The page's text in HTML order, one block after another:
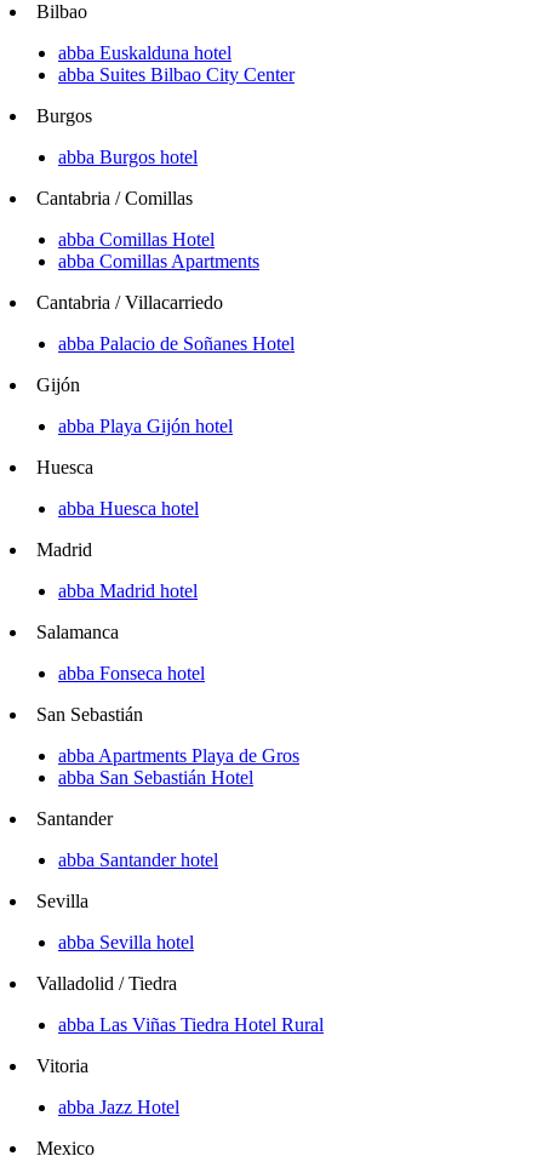
Bilbao
abba Euskalduna hotel
abba Suites Bilbao City Center
Burgos
abba Burgos hotel
Cantabria / Comillas
abba Comillas Hotel
abba Comillas Apartments
Cantabria / Villacarriedo
abba Palacio de Soñanes Hotel
Gijón
abba Playa Gijón hotel
Huesca
abba Huesca hotel
Madrid
abba Madrid hotel
Salamanca
abba Fonseca hotel
San Sebastián
abba Apartments Playa de Gros
abba San Sebastián Hotel
Santander
abba Santander hotel
Sevilla
abba Sevilla hotel
Valladolid / Tiedra
abba Las Viñas Tiedra Hotel Rural
Vitoria
abba Jazz Hotel
Mexico